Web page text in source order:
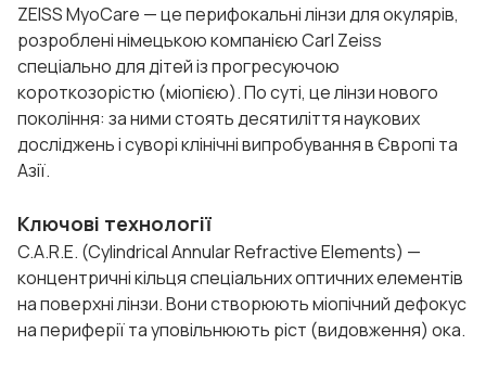
ZEISS MyoCare — це перифокальні лінзи для окулярів,
розроблені німецькою компанією Carl Zeiss
спеціально для дітей із прогресуючою
короткозорістю (міопією). По суті, це лінзи нового
покоління: за ними стоять десятиліття наукових
досліджень і суворі клінічні випробування в Європі та
Азії.
Ключові технології
C.A.R.E. (Cylindrical Annular Refractive Elements) —
концентричні кільця спеціальних оптичних елементів
на поверхні лінзи. Вони створюють міопічний дефокус
на периферії та уповільнюють ріст (видовження) ока.